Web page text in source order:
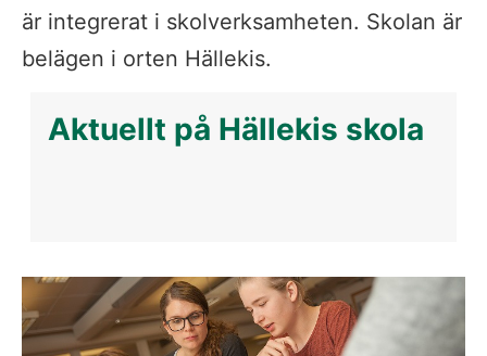
är integrerat i skolverksamheten. Skolan är
belägen i orten Hällekis.
Aktuellt på Hällekis skola